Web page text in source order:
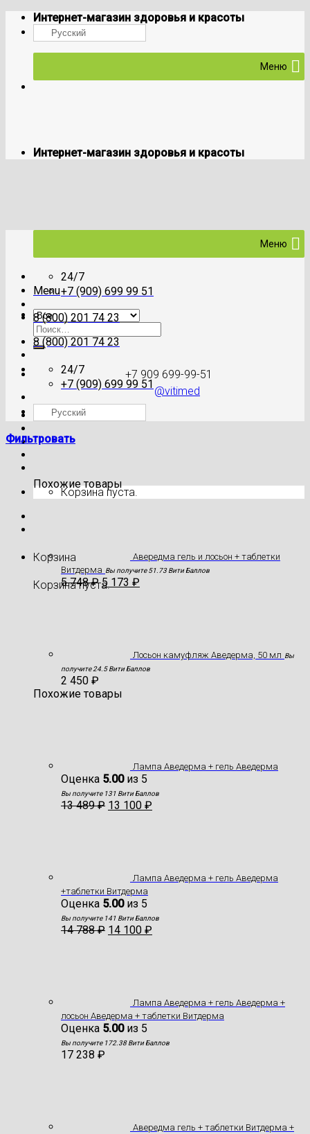
Skip
content
Интернет-магазин здоровья и красоты
Русский
Меню
Интернет-магазин здоровья и красоты
Menu
Искать:
+7 909 699-99-51
@vitimed
Где моя посылка?
Корзина пуста.
Корзина
Корзина пуста.
Меню
24/7
+7 (909) 699 99 51
8 (800) 201 74 23
8 (800) 201 74 23
24/7
+7 (909) 699 99 51
Русский
Фильтровать
Похожие товары
Авередма гель и лосьон + таблетки
Витдерма Вы получите 51.73 Вити Баллов
5 748₽ 5 173 ₽
Лосьон камуфляж Аведерма, 50 мл Вы
получите 24.5 Вити Баллов
2 450 ₽
Похожие товары
Лампа Аведерма + гель Аведерма
Оценка 5.00из 5
Вы получите 131 Вити Баллов
13 489₽ 13 100 ₽
Лампа Аведерма + гель Аведерма
+таблетки Витдерма
Оценка 5.00из 5
Вы получите 141 Вити Баллов
14 788₽ 14 100 ₽
Лампа Аведерма + гель Аведерма +
лосьон Аведерма + таблетки Витдерма
Оценка 5.00из 5
Вы получите 172.38 Вити Баллов
17 238 ₽
Авередма гель + таблетки Витдерма +